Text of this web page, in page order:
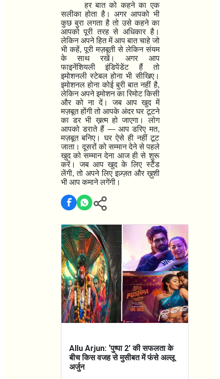
हर बात को कहने का एक
सलीका होता है। अगर आपको भी
कुछ बुरा लगता है तो उसे कहने का
आपको पूरी तरह से अधिकार है।
लेकिन अपने हित में आप बात चाहे जो
भी कहें,पूरी मज़बूती से लेकिन संयम
के साथ रखें।
अगर आप
फाइनेंशियली इंडिपेंडेंट हैं तो
इमोशनली स्टेबल होना भी सीखिए।
इमोशनल होना कोई बुरी बात नहीं है,
लेकिन अपने इमोशन का रिमोट किसी
और को ना दें। जब आप खुद में
मज़बूत होंगी तो आपके अंदर घर टूटने
का डर भी ख़त्म हो जाएगा।
लोग
आपको डराते हैं — आप डरिए मत,
मज़बूत बनिए। घर ऐसे ही नहीं टूट
जाता। दूसरों को सम्मान देने से पहले
खुद को सम्मान देना आज ही से शुरू
करें। जब आप खुद के लिए स्टैंड
लेंगी,तो अपने लिए इज़्ज़त और ख़ुशी
भी आप कमाने लगेंगी।
Allu Arjun: ‘पुष्पा 2’ की सफलता के
बीच किस वजह से मुसीबत में फंसे अल्लू
अर्जुन